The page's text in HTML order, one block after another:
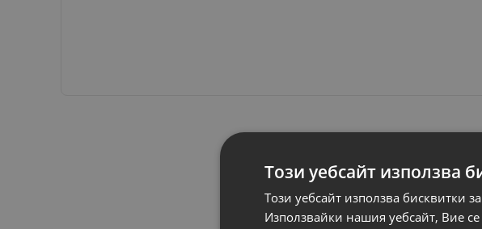
Този уебсайт използва
Този уебсайт използва бисквитки
Използвайки нашия уебсайт, Вие се